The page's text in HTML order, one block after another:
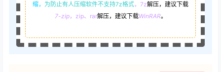
缩， 为防止有人压缩软件不支持7z格式，7z解压，建议下载
7-zip，zip、rar解压，建议下载WinRAR。